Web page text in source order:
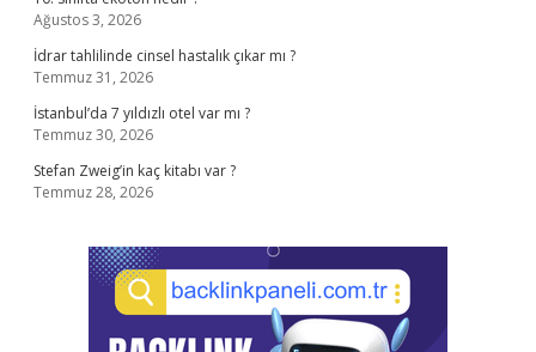
Ağustos 3, 2026
İdrar tahlilinde cinsel hastalık çıkar mı ?
Temmuz 31, 2026
İstanbul’da 7 yıldızlı otel var mı ?
Temmuz 30, 2026
Stefan Zweig’in kaç kitabı var ?
Temmuz 28, 2026